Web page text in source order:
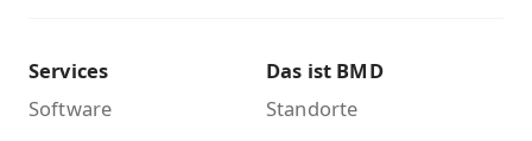
Services
Software
Das ist BMD
Standorte